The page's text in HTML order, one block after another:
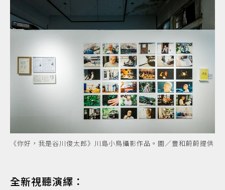
《你好，我是谷川俊太郎》川島小鳥攝影作品。圖／豐和蔚蔚提供
全新視聽演繹：